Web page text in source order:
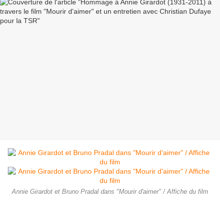
Annie Girardot et Bruno Pradal dans "Mourir d'aimer" / Affiche du film